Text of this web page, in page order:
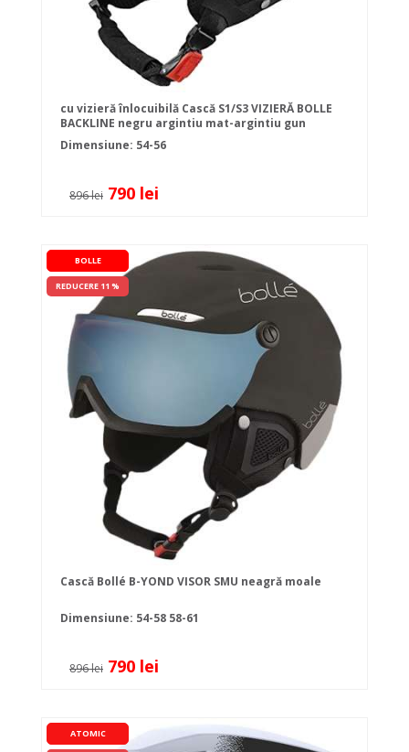
cu vizieră înlocuibilă Cască S1/S3 VIZIERĂ BOLLE
BACKLINE negru argintiu mat-argintiu gun
Dimensiune: 54-56
896 lei 790 lei
BOLLE
REDUCERE 11 %
Cască Bollé B-YOND VISOR SMU neagră moale
Dimensiune: 54-58 58-61
896 lei 790 lei
ATOMIC